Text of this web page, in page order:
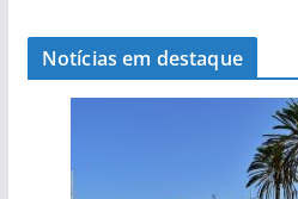
Notícias em destaque